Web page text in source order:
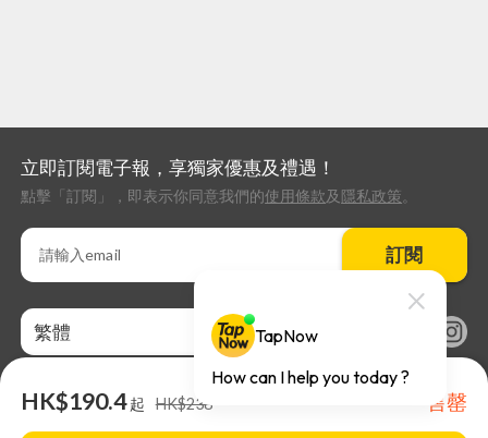
HK$190.4起 HK$238 售罄
立即訂閱電子報，享獨家優惠及禮遇！
點擊「訂閱」，即表示你同意我們的使用條款及 隱私政策。
訂閱
繁體